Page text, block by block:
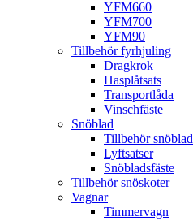
YFM660
YFM700
YFM90
Tillbehör fyrhjuling
Dragkrok
Hasplåtsats
Transportlåda
Vinschfäste
Snöblad
Tillbehör snöblad
Lyftsatser
Snöbladsfäste
Tillbehör snöskoter
Vagnar
Timmervagn